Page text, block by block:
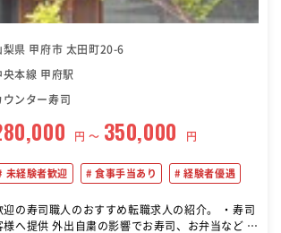
梨県 甲府市 太田町20-6
央本線 甲府駅
ウンター寿司
円 〜 350,000 円
未経験者歓迎 食事手当あり 経験者優遇
寿司職人のおすすめ転職求人の紹介。 ・寿司
お寿司、お弁当など お